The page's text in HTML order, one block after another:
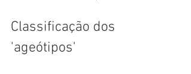
Classificação dos
'ageótipos'